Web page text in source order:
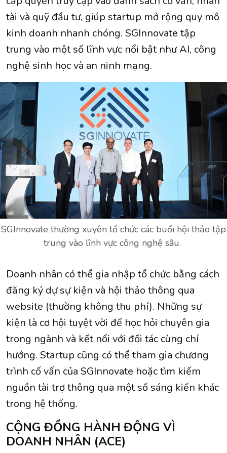
tài và quỹ đầu tư, giúp startup mở rộng quy mô
kinh doanh nhanh chóng. SGInnovate tập
trung vào một số lĩnh vực nổi bật như AI, công
nghệ sinh học và an ninh mạng.
SGInnovate thường xuyên tổ chức các buổi hội thảo tập
trung vào lĩnh vực công nghệ sâu.
Doanh nhân có thể gia nhập tổ chức bằng cách
đăng ký dự sự kiện và hội thảo thông qua
website (thường không thu phí). Những sự
kiện là cơ hội tuyệt vời để học hỏi chuyên gia
trong ngành và kết nối với đối tác cùng chí
hướng. Startup cũng có thể tham gia chương
trình cố vấn của SGInnovate hoặc tìm kiếm
nguồn tài trợ thông qua một số sáng kiến ​​​​khác
trong hệ thống.
CỘNG ĐỒNG HÀNH ĐỘNG VÌ
DOANH NHÂN (ACE)